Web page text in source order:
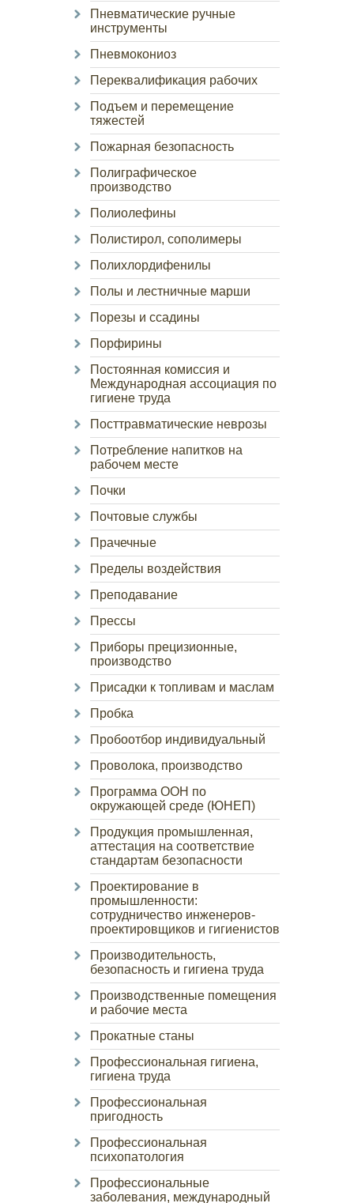
Пневматические ручные
инструменты
Пневмокониоз
Переквалификация рабочих
Подъем и перемещение
тяжестей
Пожарная безопасность
Полиграфическое
производство
Полиолефины
Полистирол, сополимеры
Полихлордифенилы
Полы и лестничные марши
Порезы и ссадины
Порфирины
Постоянная комиссия и
Международная ассоциация по
гигиене труда
Посттравматические неврозы
Потребление напитков на
рабочем месте
Почки
Почтовые службы
Прачечные
Пределы воздействия
Преподавание
Прессы
Приборы прецизионные,
производство
Присадки к топливам и маслам
Пробка
Пробоотбор индивидуальный
Проволока, производство
Программа ООН по
окружающей среде (ЮНЕП)
Продукция промышленная,
аттестация на соответствие
стандартам безопасности
Проектирование в
промышленности:
сотрудничество инженеров-
проектировщиков и гигиенистов
Производительность,
безопасность и гигиена труда
Производственные помещения
и рабочие места
Прокатные станы
Профессиональная гигиена,
гигиена труда
Профессиональная
пригодность
Профессиональная
психопатология
Профессиональные
заболевания, международный